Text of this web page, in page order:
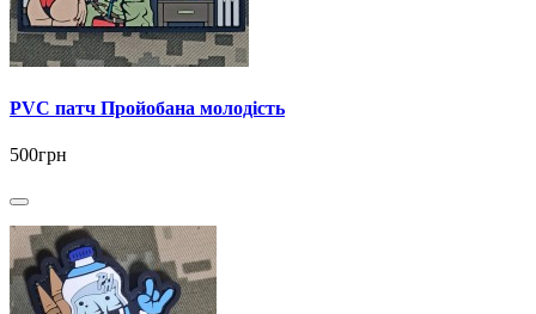
PVC патч Пройобана молодість
500грн